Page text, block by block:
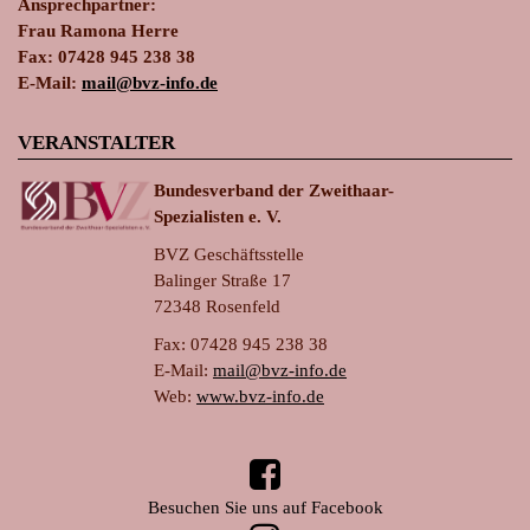
Ansprechpartner:
Frau Ramona Herre
Fax: 07428 945 238 38
E-Mail: mail@bvz-info.de
VERANSTALTER
Bundesverband der Zweithaar-
Spezialisten e. V.
BVZ Geschäftsstelle
Balinger Straße 17
72348 Rosenfeld
Fax: 07428 945 238 38
E-Mail: mail@bvz-info.de
Web: www.bvz-info.de
Besuchen Sie uns auf Facebook